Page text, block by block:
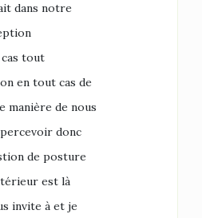
dans notre
tout
en tout cas de
manière de nous
donc
de posture
est là
invite à et je